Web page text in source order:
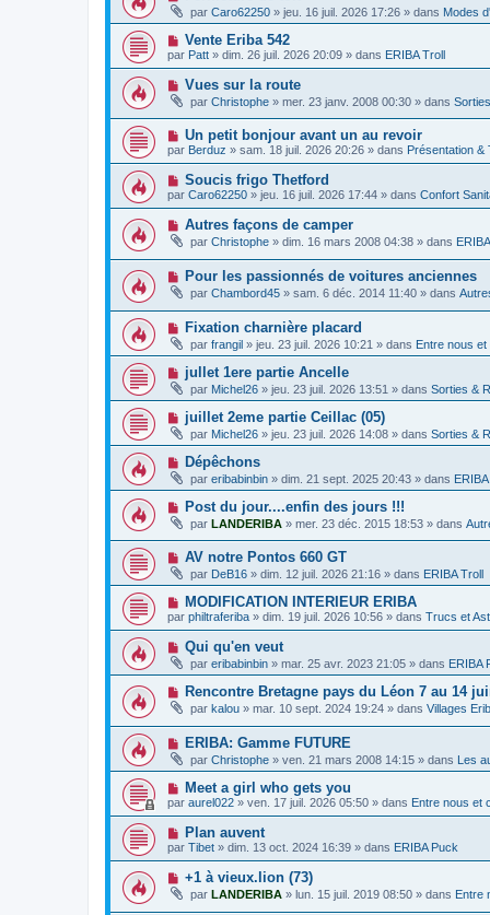
g
es
s
a
g
e
a
u
m
s
s
a
g
e
u
v
a
u
m
e
s
s
a
g
e
par Caro62250 » jeu. 16 juil. 2026 17:26 » dans Modes
N
o
u
v
a
u
m
e
s
s
a
g
e
Vente Eriba 542
par Patt » dim. 26 juil. 2026 20:09 » dans ERIBA Troll
N
u
v
e
a
u
m
e
s
s
a
g
Vues sur la route
par Christophe » mer. 23 janv. 2008 00:30 » dans
N
o
v
e
a
u
m
e
s
s
g
Un petit bonjour avant un au revoir
par Berduz » sam. 18 juil. 2026 20:26 » dans Présentation &
N
o
e
a
u
m
e
s
s
a
g
e
Soucis frigo Thetford
par Caro62250 » jeu. 16 juil. 2026 17:44 » dans Confort
N
o
u
v
a
u
m
s
s
a
g
e
Autres façons de camper
par Christophe » dim. 16 mars 2008 04:38 » dans
N
u
v
e
a
u
m
e
s
s
a
g
e
Pour les passionnés de voitures anciennes
par Chambord45 » sam. 6 déc. 2014 11:40 » dans
N
u
v
e
a
u
m
e
s
s
a
g
e
Fixation charnière placard
par frangil » jeu. 23 juil. 2026 10:21 » dans Entre nous
N
o
u
v
e
a
u
m
e
s
s
a
g
e
jullet 1ere partie Ancelle
par Michel26 » jeu. 23 juil. 2026 13:51 » dans Sorties &
N
o
u
v
e
a
u
m
e
s
s
a
g
e
juillet 2eme partie Ceillac (05)
par Michel26 » jeu. 23 juil. 2026 14:08 » dans Sorties &
N
u
v
e
a
u
m
e
s
s
g
e
Dépêchons
par eribabinbin » dim. 21 sept. 2025 20:43 » dans
N
u
v
e
a
u
m
e
s
s
a
g
e
Post du jour....enfin des jours !!!
par LANDERIBA » mer. 23 déc. 2015 18:53 » dans
N
u
v
e
a
u
m
e
s
s
a
g
e
AV notre Pontos 660 GT
par DeB16 » dim. 12 juil. 2026 21:16 » dans ERIBA Troll
N
o
e
a
u
m
e
s
s
g
e
MODIFICATION INTERIEUR ERIBA
par philtraferiba » dim. 19 juil. 2026 10:56 » dans Trucs et
N
u
v
e
a
m
e
s
s
g
e
Qui qu'en veut
par eribabinbin » mar. 25 avr. 2023 21:05 » dans ERIBA
N
u
v
a
u
m
e
s
s
g
e
Rencontre Bretagne pays du Léon 7 au 14
par kalou » mar. 10 sept. 2024 19:24 » dans Villages
N
u
v
e
a
u
m
e
s
g
e
ERIBA: Gamme FUTURE
par Christophe » ven. 21 mars 2008 14:15 » dans Les
N
o
u
v
e
a
u
m
e
s
Meet a girl who gets you
par aurel022 » ven. 17 juil. 2026 05:50 » dans Entre nous et
N
o
u
e
a
Plan auvent
par Tibet » dim. 13 oct. 2024 16:39 » dans ERIBA Puck
N
u
+1 à vieux.lion (73)
par LANDERIBA » lun. 15 juil. 2019 08:50 » dans Entre